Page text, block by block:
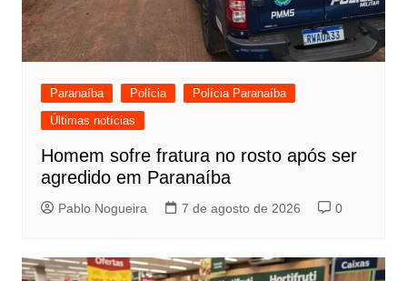
Paranaíba Polícia
Polícia Paranaíba
Últimas notícias
Homem sofre fratura no rosto após ser
agredido em Paranaíba
Pablo Nogueira 7 de agosto de 2026 0